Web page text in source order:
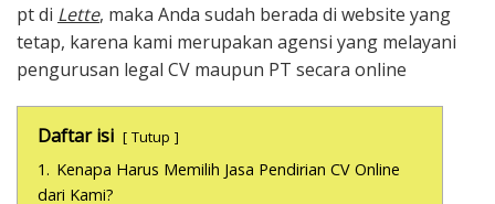
pt di Lette, maka Anda sudah berada di website yang
tetap, karena kami merupakan agensi yang melayani
pengurusan legal CV maupun PT secara online
Daftar isi Tutup
1. Kenapa Harus Memilih Jasa Pendirian CV Online
dari Kami?